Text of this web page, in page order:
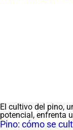
El cultivo del pino,
potencial, enfrenta
Pino: cómo se